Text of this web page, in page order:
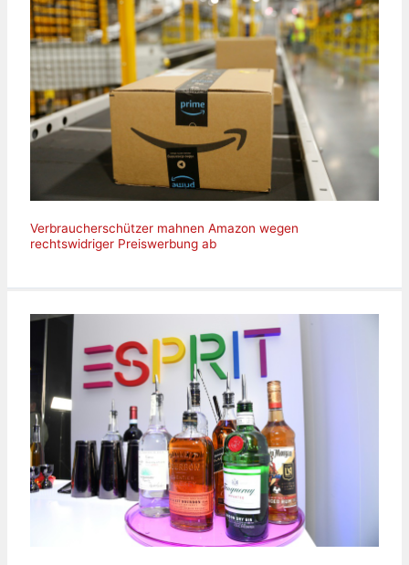
Verbraucherschützer mahnen Amazon wegen
rechtswidriger Preiswerbung ab